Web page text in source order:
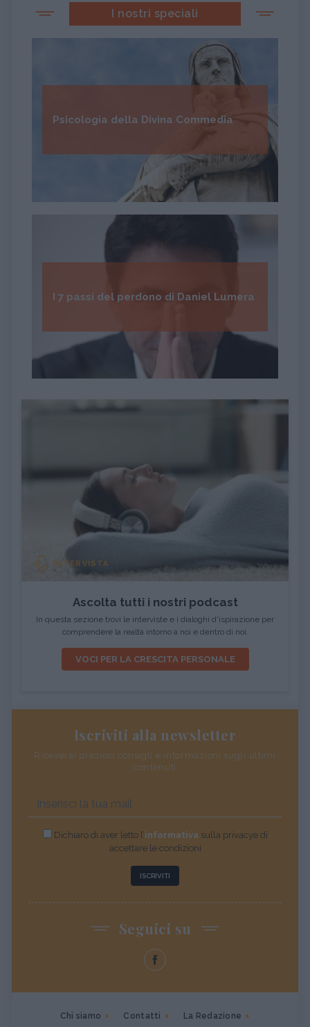
I nostri speciali
Psicologia della Divina Commedia
I 7 passi del perdono di Daniel Lumera
INTERVISTA
Ascolta tutti i nostri podcast
In questa sezione trovi le interviste e i dialoghi d'ispirazione per
comprendere la realtà intorno a noi e dentro di noi.
VOCI PER LA CRESCITA PERSONALE
Iscriviti alla newsletter
Riceverai preziosi consigli e informazioni sugli ultimi
contenuti
Dichiaro di aver letto l’informativa sulla privacye di
accettare le condizioni
ISCRIVITI
Seguici su
Chi siamo Contatti La Redazione